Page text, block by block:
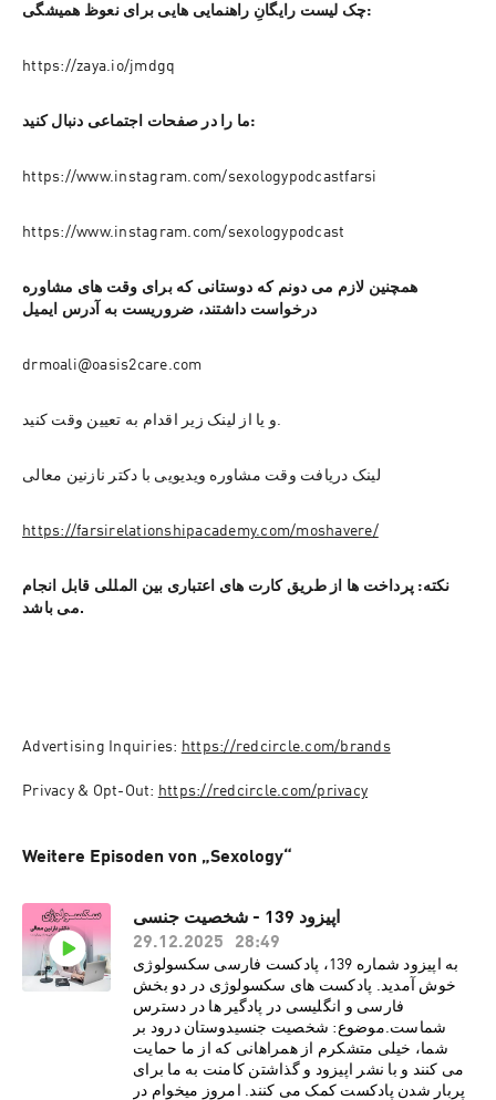
چک لیست رایگانِ راهنمایی هایی برای نعوظ همیشگی:
https://zaya.io/jmdgq
ما را در صفحات اجتماعی دنبال کنید:
https://www.instagram.com/sexologypodcastfarsi
https://www.instagram.com/sexologypodcast
همچنین لازم می دونم که دوستانی که برای وقت های مشاوره
درخواست داشتند، ضروریست به آدرس ایمیل
drmoali@oasis2care.com
و یا از لینک زیر اقدام به تعیین وقت کنید.
لینک دریافت وقت مشاوره ویدیویی با دکتر نازنین معالی
https://farsirelationshipacademy.com/moshavere/
نکته: پرداخت ها از طریق کارت های اعتباری بین المللی قابل انجام
می باشد.
Advertising Inquiries: https://redcircle.com/brands
Privacy & Opt-Out: https://redcircle.com/privacy
Weitere Episoden von „Sexology“
اپیزود 139 - شخصیت جنسی
29.12.2025
28:49
به اپیزود شماره 139، پادکست فارسی سکسولوژی
خوش آمدید. پادکست های سکسولوژی در دو بخش
فارسی و انگلیسی در پادگیر ها در دسترس
شماست.موضوع: شخصیت جنسیدوستان درود بر
شما، خیلی متشکرم از همراهانی که از ما حمایت
می کنند و با نشر اپیزود و گذاشتن کامنت به ما برای
پربار شدن پادکست کمک می کنند. امروز میخوام در